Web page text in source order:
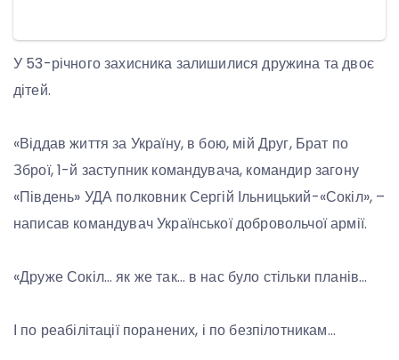
У 53-річного захисника залишилися дружина та двоє
дітей.
«Віддав життя за Україну, в бою, мій Друг, Брат по
Зброї, 1-й заступник командувача, командир загону
«Південь» УДА полковник Сергій Ільницький-«Сокіл», –
написав командувач Української добровольчої армії.
«Друже Сокіл… як же так… в нас було стільки планів…
І по реабілітації поранених, і по безпілотникам…